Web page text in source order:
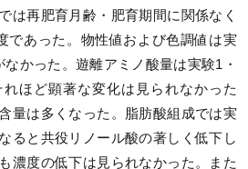
は再肥育月齢・肥育期間に関係なく
であった。物性値および色調値は実
かった。遊離アミノ酸量は実験1・
ほど顕著な変化は見られなかった
量は多くなった。脂肪酸組成では実
ると共役リノール酸の著しく低下し
濃度の低下は見られなかった。また